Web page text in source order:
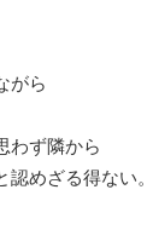
がら
わず隣から
めざる得ない。